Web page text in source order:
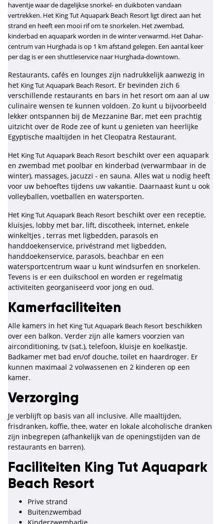
haventje waar de dagelijkse snorkel- en duikboten vandaan
vertrekken. Het King Tut Aquapark Beach Resort ligt direct aan het
strand en heeft een mooi rif om te snorkelen. Het zwembad,
kinderbad en aquapark worden in de winter verwarmd. Het Dahar-
centrum van Hurghada is op 1 km afstand gelegen. Een aantal keer
per dag is er een shuttleservice naar Hurghada-downtown.
Restaurants, cafés en lounges zijn nadrukkelijk aanwezig in
het King Tut Aquapark Beach Resort. Er bevinden zich 6
verschillende restaurants en bars in het resort om aan al uw
culinaire wensen te kunnen voldoen. Zo kunt u bijvoorbeeld
lekker ontspannen bij de Mezzanine Bar, met een prachtig
uitzicht over de Rode zee of kunt u genieten van heerlijke
Egyptische maaltijden in het Cleopatra Restaurant.
Het King Tut Aquapark Beach Resort beschikt over een aquapark
en zwembad met poolbar en kinderbad (verwarmbaar in de
winter), massages, jacuzzi - en sauna. Alles wat u nodig heeft
voor uw behoeftes tijdens uw vakantie. Daarnaast kunt u ook
volleyballen, voetballen en watersporten.
Het King Tut Aquapark Beach Resort beschikt over een receptie,
kluisjes, lobby met bar, lift, discotheek, internet, enkele
winkeltjes , terras met ligbedden, parasols en
handdoekenservice, privéstrand met ligbedden,
handdoekenservice, parasols, beachbar en een
watersportcentrum waar u kunt windsurfen en snorkelen.
Tevens is er een duikschool en worden er regelmatig
activiteiten georganiseerd voor jong en oud.
Kamerfaciliteiten
Alle kamers in het King Tut Aquapark Beach Resort beschikken
over een balkon. Verder zijn alle kamers voorzien van
airconditioning, tv (sat.), telefoon, kluisje en koelkastje.
Badkamer met bad en/of douche, toilet en haardroger. Er
kunnen maximaal 2 volwassenen en 2 kinderen op een
kamer.
Verzorging
Je verblijft op basis van all inclusive. Alle maaltijden,
frisdranken, koffie, thee, water en lokale alcoholische dranken
zijn inbegrepen (afhankelijk van de openingstijden van de
restaurants en barren).
Faciliteiten King Tut Aquapark
Beach Resort
Prive strand
Buitenzwembad